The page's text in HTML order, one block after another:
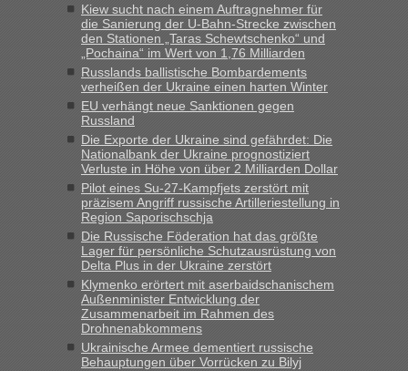
Milliarden aufgedeckt
„Kein Zoll. Du musst an sich nur sagen dass das privat ist
und du nicht damit handeln willst. So lange das nicht
Originalverpackt ist und ersichlich das nicht neu sollte es
keine Probleme geben“
Recht, Visa und Dokumente • Deklaration
gebrauchter Kleidung beim Zoll
„Hallo Leute, ich weiß nicht, ob ich hier richtig bin mit meiner
Anfrage. Ich möchte 4 Umzugskartons mit gebrauchter
Straßen Kleidung bei der Einreise in die Ukraine
mitnehmen. Es ist gebrauchte Kleidung...“
Berichte und Reisetipps • Re: An welchem
Grenzübergang zwischen Polen und der Ukraine geht es am
schnellsten?
„Wir sind mit unserem Wohnmobil, wie geplant am Montag
15.6. in Krakovets rüber. Sehr zeitig los gegen 5 Uhr in der
Früh. Mit sehr sehr wenig Verkehr, super bis zur Grenze. Nur
Kiew sucht nach einem Auftragnehmer für
die Sanierung der U-Bahn-Strecke zwischen
den Stationen „Taras Schewtschenko“ und
„Pochaina“ im Wert von 1,76 Milliarden
Russlands ballistische Bombardements
verheißen der Ukraine einen harten Winter
EU verhängt neue Sanktionen gegen
Russland
Die Exporte der Ukraine sind gefährdet: Die
Nationalbank der Ukraine prognostiziert
Verluste in Höhe von über 2 Milliarden Dollar
Pilot eines Su-27-Kampfjets zerstört mit
präzisem Angriff russische Artilleriestellung in
Region Saporischschja
Die Russische Föderation hat das größte
Lager für persönliche Schutzausrüstung von
Delta Plus in der Ukraine zerstört
Klymenko erörtert mit aserbaidschanischem
Außenminister Entwicklung der
Zusammenarbeit im Rahmen des
Drohnenabkommens
Ukrainische Armee dementiert russische
Behauptungen über Vorrücken zu Bilyj